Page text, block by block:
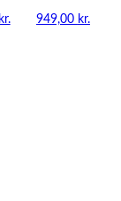
kr. 949,00 kr.